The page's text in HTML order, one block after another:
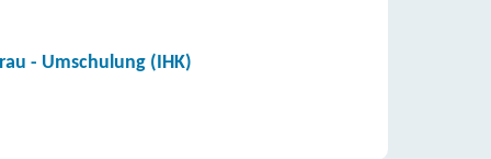
- Umschulung (IHK)